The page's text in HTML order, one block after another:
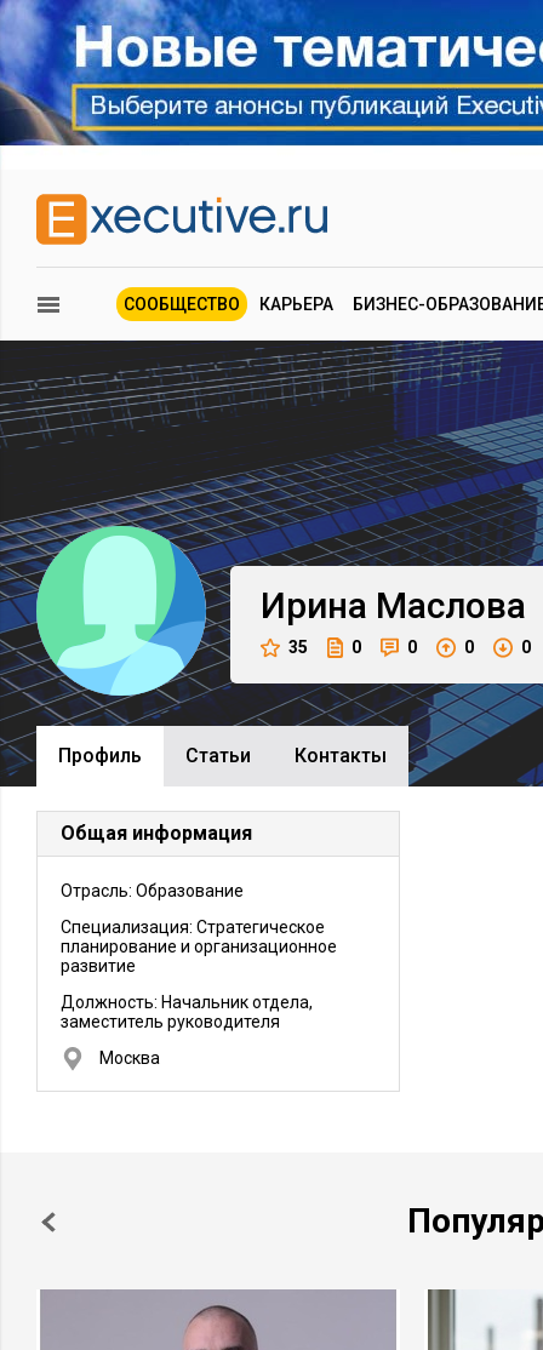
СООБЩЕСТВО КАРЬЕРА БИЗНЕС-
Ирина Маслова
35 0 0 0 0
Профиль Cтатьи Контакты
Общая информация
Отрасль: Образование
Специализация: Стратегическое
планирование и организационное
развитие
Должность: Начальник отдела,
заместитель руководителя
Москва